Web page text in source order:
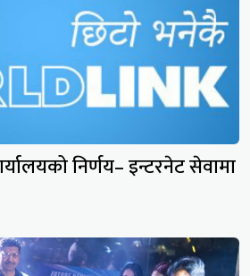
निर्णय– इन्टरनेट सेवामा